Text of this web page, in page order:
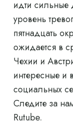
идти
уровень
пятнадцать
ожидается в
Чехии и
интересные и
социальных
Следите за
Rutube.